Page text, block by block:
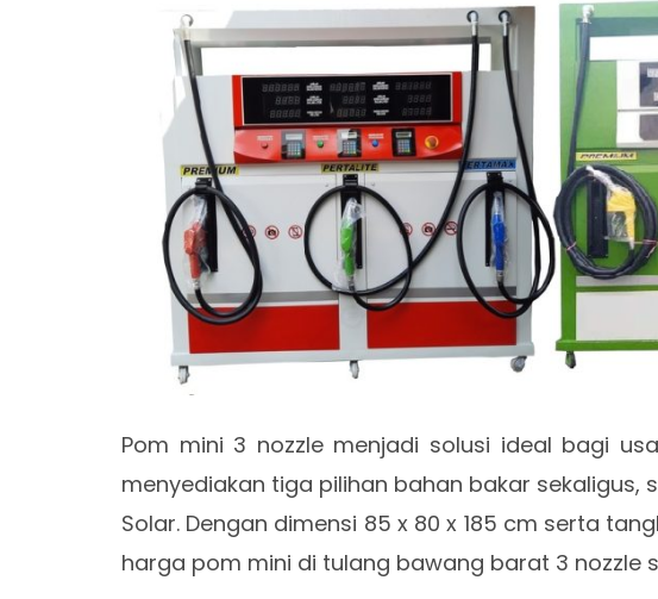
Pom mini 3 nozzle menjadi solusi ideal bagi
menyediakan tiga pilihan bahan bakar sekaligus,
Solar. Dengan dimensi 85 x 80 x 185 cm serta
harga pom mini di tulang bawang barat 3 nozzle